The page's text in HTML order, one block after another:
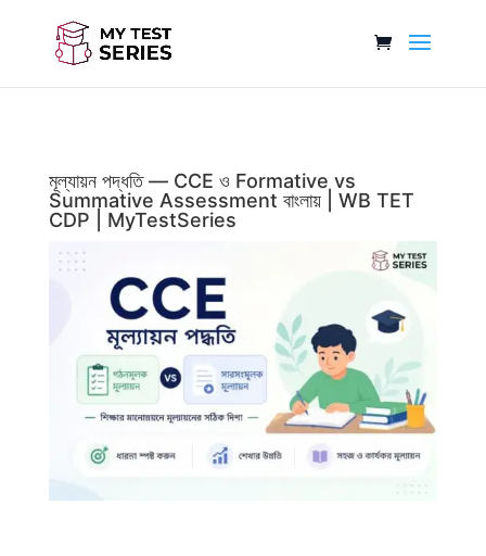
মূল্যায়ন পদ্ধতি — CCE ও Formative vs
Summative Assessment বাংলায় | WB TET
CDP | MyTestSeries